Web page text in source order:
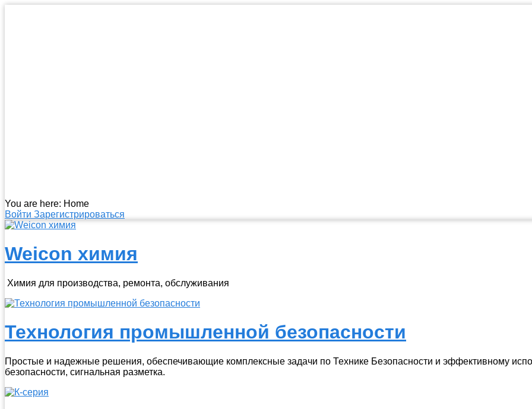
You are here: Home
Войти Зарегистрироваться
Weicon химия
Химия для производства, ремонта, обслуживания
Технология промышленной безопасности
Простые и надежные решения, обеспечивающие комплексные задачи по Технике Безопасности и эффективному
безопасности, сигнальная разметка.